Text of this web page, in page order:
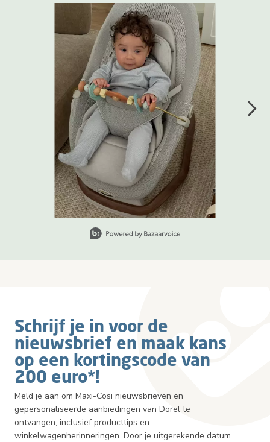
Media Gallerij
Carrousel met productfoto's. Gebruik de knoppen Vorige en
Schrijf je in voor de
nieuwsbrief en maak kans
op een kortingscode van
200 euro*!
Meld je aan om Maxi-Cosi nieuwsbrieven en
gepersonaliseerde aanbiedingen van Dorel te
ontvangen, inclusief producttips en
winkelwagenherinneringen. Door je uitgerekende datum